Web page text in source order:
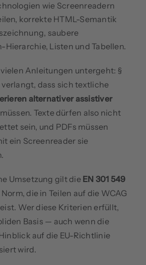
wie Screenreadern
korrekte HTML-Semantik
saubere
Hierarchie, Listen und Tabellen.
Anleitungen untergeht: §
verlangt, dass sich textliche
alternativer assistiver
Texte dürfen also nicht
sein, und PDFs müssen
ein Screenreader sie
Umsetzung gilt die EN 301 549
die in Teilen auf die WCAG
Wer diese Kriterien erfüllt,
Basis — auch wenn die
auf die EU-Richtlinie
wird.